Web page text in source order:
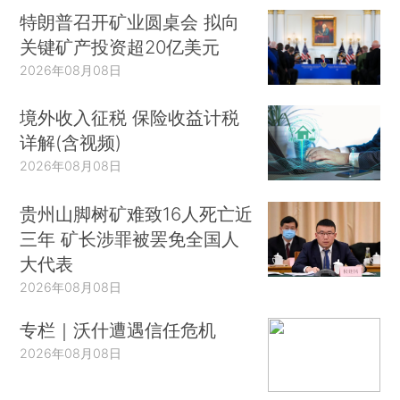
特朗普召开矿业圆桌会 拟向
关键矿产投资超20亿美元
2026年08月08日
境外收入征税 保险收益计税
详解(含视频)
2026年08月08日
贵州山脚树矿难致16人死亡近
三年 矿长涉罪被罢免全国人
大代表
2026年08月08日
专栏｜沃什遭遇信任危机
2026年08月08日